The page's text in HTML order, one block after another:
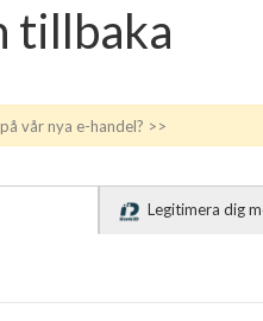
tillbaka
vår nya e-handel? >>
Legitimera dig